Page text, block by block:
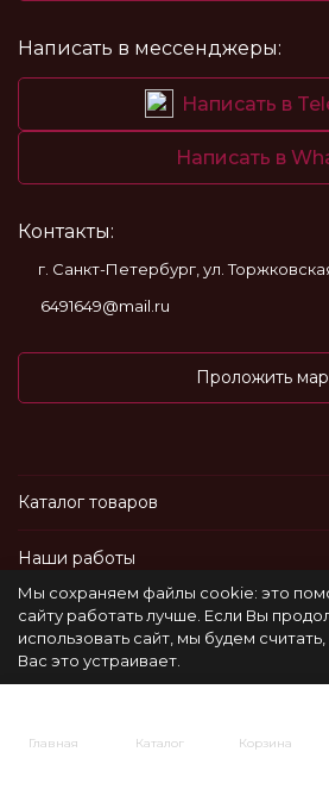
Главная Каталог Корзина
Написать в мессенджеры:
Написать в
Написать в
Контакты:
г. Санкт-Петербург, ул.
6491649@mail.ru
Проложить
Каталог товаров
Наши работы
Информация
Политика персональных данных
Мы сохраняем файлы cookie: это
сайту работать лучше. Если Вы
использовать сайт, мы будем считать,
Вас это устраивает.